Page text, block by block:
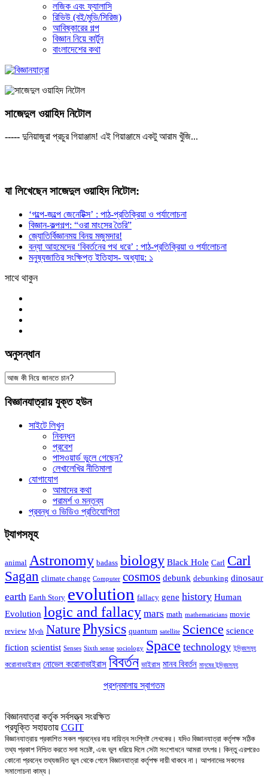
লজিক এবং ফ্যালাসি
রিভিউ (বই/মুভি/সিরিজ)
আবিষ্কারের গল্প
বিজ্ঞান নিয়ে কার্টুন
বাংলাদেশের কথা
সাজেদুল ওয়াহিদ নিটোল
----- দুনিয়াজুরা প্রচুর গিয়াঞ্জাম! এই গিয়াঞ্জামে একটু আরাম খুঁজি...
যা লিখেছেন সাজেদুল ওয়াহিদ নিটোল:
‘গল্পে-জল্পে জেনেটিক্স’ : পাঠ-প্রতিক্রিয়া ও পর্যালোচনা
বিজ্ঞান-কল্পগল্প: “ওরা মাংসের তৈরি”
জ্যোতির্বিজ্ঞানময় বিনয় মজুমদার!
বন্যা আহমেদের ‘বিবর্তনের পথ ধরে’ : পাঠ-প্রতিক্রিয়া ও পর্যালোচনা
মনুষ্যজাতির সংক্ষিপ্ত ইতিহাস- অধ্যায়: ১
সাথে থাকুন
অনুসন্ধান
বিজ্ঞানযাত্রায় যুক্ত হউন
সাইটে লিখুন
নিবন্ধন
প্রবেশ
পাসওয়ার্ড ভুলে গেছেন?
লেখালেখির নীতিমালা
যোগাযোগ
আমাদের কথা
পরামর্শ ও মন্তব্য
প্রবন্ধ ও ভিডিও প্রতিযোগিতা
ট্যাগসমূহ
animal Astronomy badass biology Black Hole Carl Carl
Sagan climate change Computer cosmos debunk debunking dinosaur
earth Earth Story evolution fallacy gene history Human
Evolution logic and fallacy mars math mathematicians movie
review Myth NaturePhysics quantum satellite Science science
fiction scientist Senses Sixth sense sociology Space technology ইন্দ্রিয়সমূহ
করোনাভাইরাস নোভেল করোনাভাইরাস বিবর্তন ভাইরাস মানব বিবর্তন মানুষের ইন্দ্রিয়সমূহ
প্রশ্নমালায় স্বাগতম
বিজ্ঞানযাত্রা কর্তৃক সর্বসত্ত্ব সংরক্ষিত
প্রযুক্তি সহায়তায় CGIT
বিজ্ঞানযাত্রায় প্রকাশিত সকল প্রবন্ধের দায় দায়িত্ব সংশ্লিষ্ট লেখকের। যদিও বিজ্ঞানযাত্রা কর্তৃপক্ষ সঠিক
তথ্য প্রকাশ নিশ্চিত করতে সদা সচেষ্ট, এবং ভুল ধরিয়ে দিলে সেটা সংশোধনে আমরা তৎপর। কিন্তু এরপরেও
কোনো প্রবন্ধে তথ্যজনিত ভুল থেকে গেলে বিজ্ঞানযাত্রা কর্তৃপক্ষ দায়ী থাকবে না। আপনাদের সকলের
সমালোচনা কাম্য।